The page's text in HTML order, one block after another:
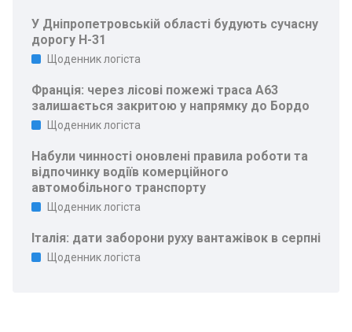
У Дніпропетровській області будують сучасну
дорогу Н-31
Щоденник логіста
Франція: через лісові пожежі траса A63
залишається закритою у напрямку до Бордо
Щоденник логіста
Набули чинності оновлені правила роботи та
відпочинку водіїв комерційного
автомобільного транспорту
Щоденник логіста
Італія: дати заборони руху вантажівок в серпні
Щоденник логіста